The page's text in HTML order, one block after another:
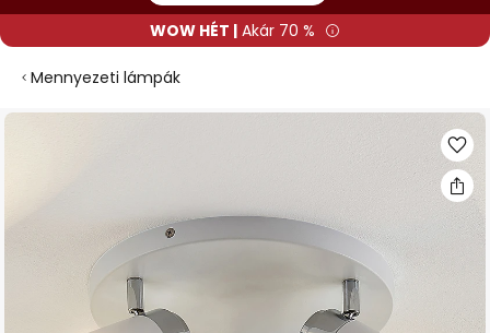
WOW HÉT | Akár 70 %
Mennyezeti lámpák
Ugrás